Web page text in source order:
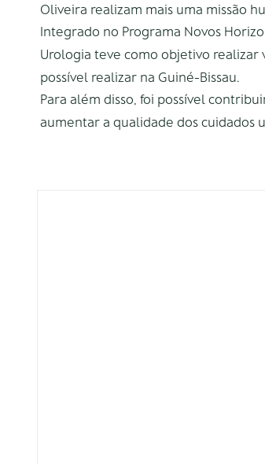
Oliveira realizam mais uma missão
Integrado no Programa Novos
Urologia teve como objetivo realizar
possível realizar na Guiné-Bissau.
Para além disso, foi possível
aumentar a qualidade dos cuidados